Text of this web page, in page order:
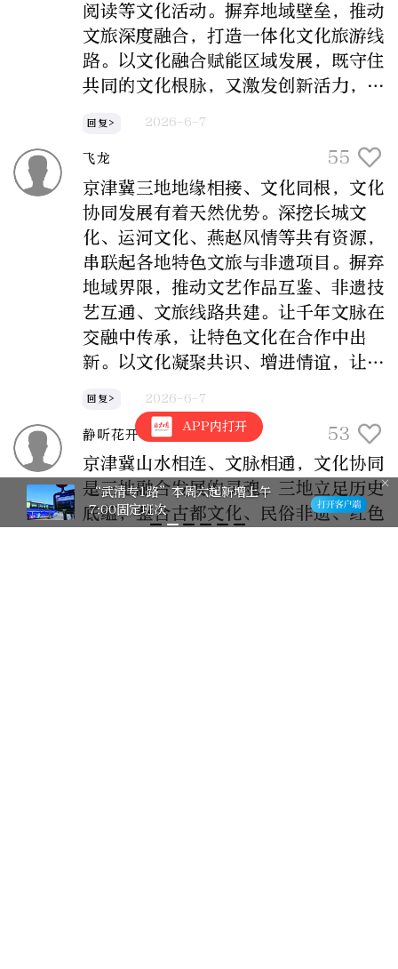
阅读等文化活动。摒弃地域壁垒，推动
文旅深度融合，打造一体化文化旅游线
路。以文化融合赋能区域发展，既守住
共同的文化根脉，又激发创新活力，让
回复> 2026-6-7
飞龙
55
京津冀三地地缘相接、文化同根，文化
协同发展有着天然优势。深挖长城文
化、运河文化、燕赵风情等共有资源，
串联起各地特色文旅与非遗项目。摒弃
地域界限，推动文艺作品互鉴、非遗技
艺互通、文旅线路共建。让千年文脉在
交融中传承，让特色文化在合作中出
新。以文化凝聚共识、增进情谊，让三
区域文化高地。
回复> 2026-6-7
静听花开
53
京津冀山水相连、文脉相通，文化协同
是三地融合发展的灵魂。三地立足历史
底蕴，整合古都文化、民俗非遗、红色
APP内打开
“武清专1路”本周六起新增上午
7:00固定班次